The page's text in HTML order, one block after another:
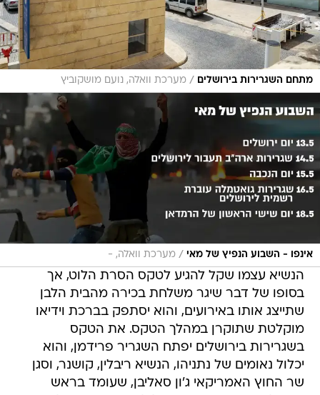
מתחם השגרירות בירושלים / מערכת וואלה, נועם מושקוביץ
אינפו - השבוע הנפיץ של מאי / מערכת וואלה, -
הנשיא עצמו שקל להגיע לטקס הסרת הלוט, אך
בסופו של דבר שיגר משלחת בכירה מהבית הלבן
שתייצג אותו באירועים, והוא יסתפק בברכת וידיאו
מוקלטת שתוקרן במהלך הטקס. את הטקס
בשגרירות בירושלים יפתח השגריר פרידמן, והוא
יכלול נאומים של נתניהו, הנשיא ריבלין, קושנר, וסגן
שר החוץ האמריקאי ג'ון סאליבן, שעומד בראש